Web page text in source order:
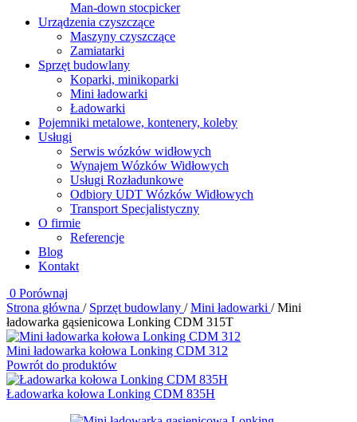
Man-down stocpicker
Urządzenia czyszczące
Maszyny czyszczące
Zamiatarki
Sprzęt budowlany
Koparki, minikoparki
Mini ładowarki
Ładowarki
Pojemniki metalowe, kontenery, koleby
Usługi
Serwis wózków widłowych
Wynajem Wózków Widłowych
Usługi Rozładunkowe
Odbiory UDT Wózków Widłowych
Transport Specjalistyczny
O firmie
Referencje
Blog
Kontakt
0 Porównaj
Strona główna / Sprzęt budowlany / Mini ładowarki / Mini
ładowarka gąsienicowa Lonking CDM 315T
Mini ładowarka kołowa Lonking CDM 312
Powrót do produktów
Ładowarka kołowa Lonking CDM 835H